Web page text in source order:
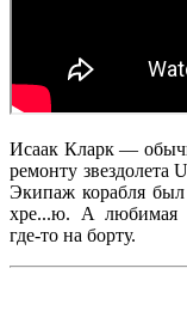
Исаак Кларк —
ремонту звездолета
Экипаж корабля
хре...ю. А любимая
где-то на борту.